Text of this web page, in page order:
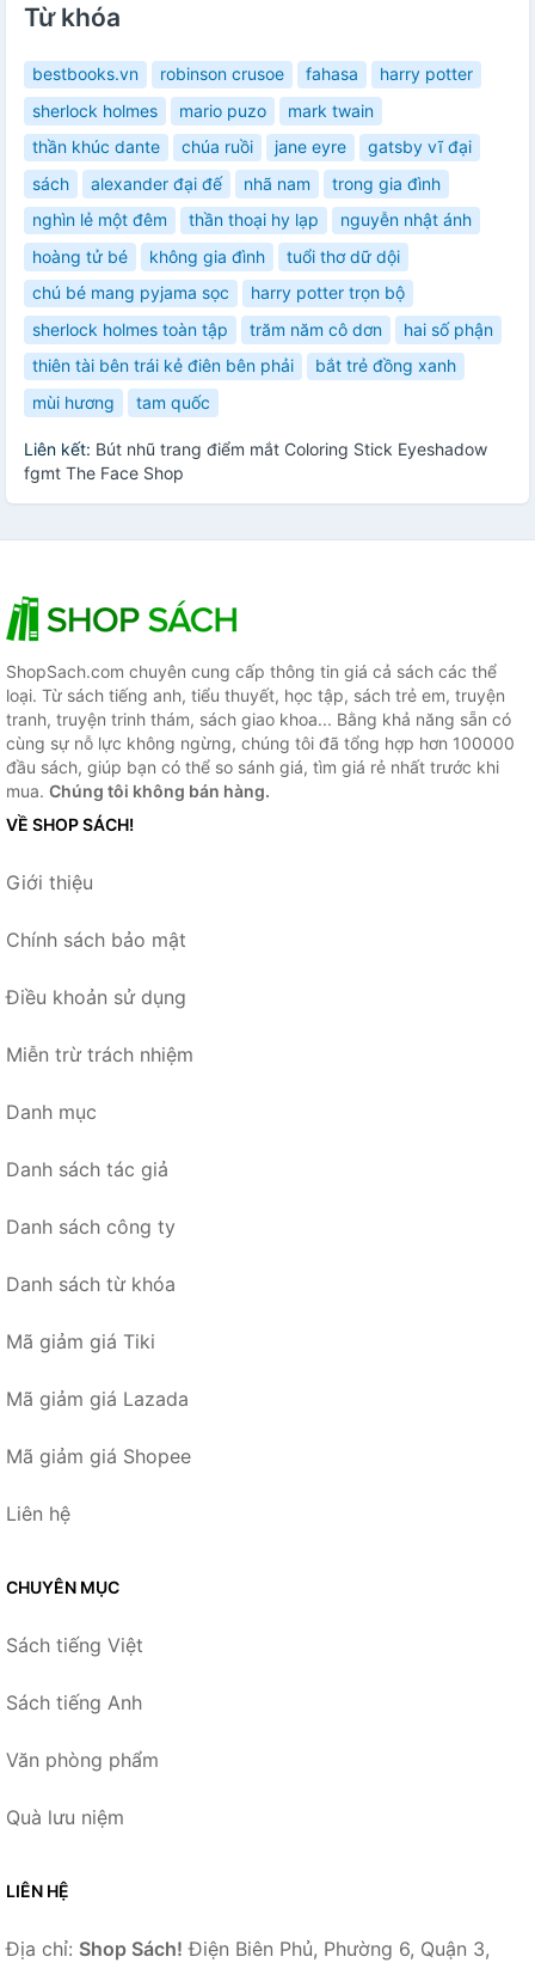
Từ khóa
bestbooks.vn robinson crusoe fahasa
harry potter
sherlock holmes
mario puzo
mark twain
thần khúc dante
chúa ruồi jane eyre
gatsby vĩ đại
sách
alexander đại đế nhã nam
trong gia đình
nghìn lẻ một đêm
thần thoại hy lạp
nguyễn nhật ánh
hoàng tử bé
không gia đình
tuổi thơ dữ dội
chú bé mang pyjama sọc
harry potter trọn bộ
sherlock holmes toàn tập
trăm năm cô dơn
hai số phận
thiên tài bên trái kẻ điên bên phải
bắt trẻ đồng xanh
mùi hương
tam quốc
Liên kết: Bút nhũ trang điểm mắt Coloring Stick Eyeshadow
fgmt The Face Shop
ShopSach.com chuyên cung cấp thông tin giá cả sách các thể
loại. Từ sách tiếng anh, tiểu thuyết, học tập, sách trẻ em, truyện
tranh, truyện trinh thám, sách giao khoa... Bằng khả năng sẵn có
cùng sự nỗ lực không ngừng, chúng tôi đã tổng hợp hơn 100000
đầu sách, giúp bạn có thể so sánh giá, tìm giá rẻ nhất trước khi
mua. Chúng tôi không bán hàng.
VỀ SHOP SÁCH!
Giới thiệu
Chính sách bảo mật
Điều khoản sử dụng
Miễn trừ trách nhiệm
Danh mục
Danh sách tác giả
Danh sách công ty
Danh sách từ khóa
Mã giảm giá Tiki
Mã giảm giá Lazada
Mã giảm giá Shopee
Liên hệ
CHUYÊN MỤC
Sách tiếng Việt
Sách tiếng Anh
Văn phòng phẩm
Quà lưu niệm
LIÊN HỆ
Địa chỉ: Shop Sách! Điện Biên Phủ, Phường 6, Quận 3,